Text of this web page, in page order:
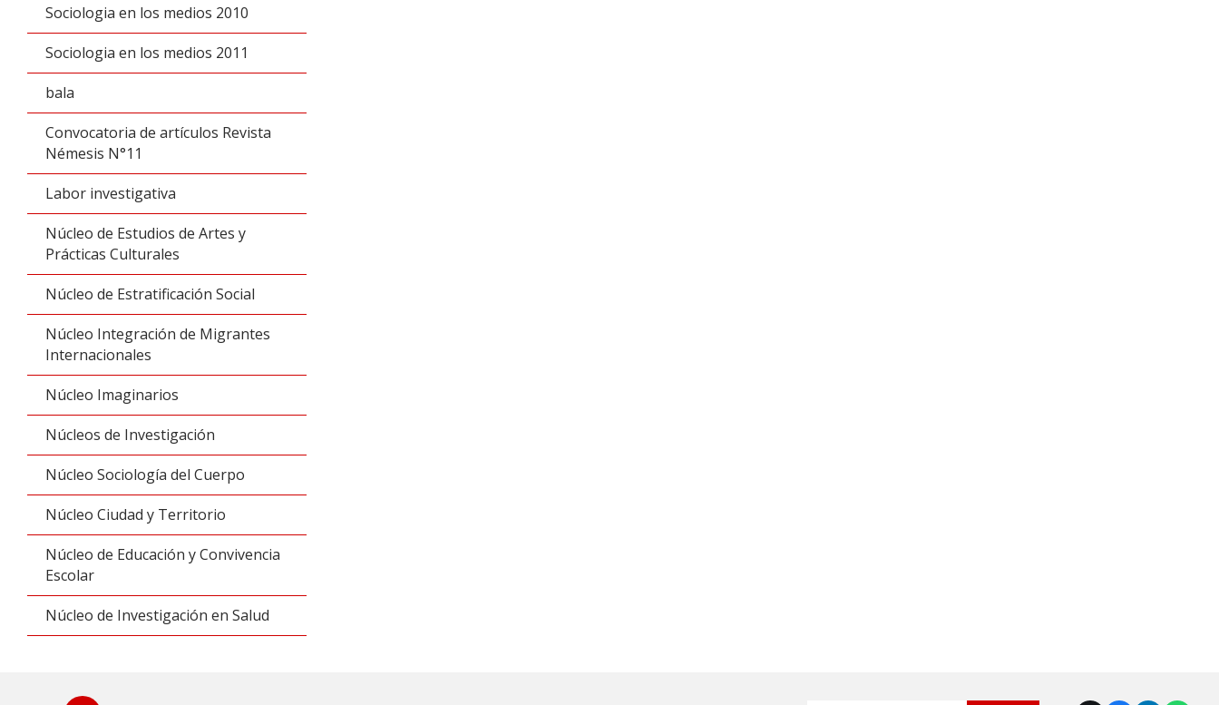
Sociologia en los medios 2010
Sociologia en los medios 2011
bala
Convocatoria de artículos Revista
Némesis N°11
Labor investigativa
Núcleo de Estudios de Artes y
Prácticas Culturales
Núcleo de Estratificación Social
Núcleo Integración de Migrantes
Internacionales
Núcleo Imaginarios
Núcleos de Investigación
Núcleo Sociología del Cuerpo
Núcleo Ciudad y Territorio
Núcleo de Educación y Convivencia
Escolar
Núcleo de Investigación en Salud